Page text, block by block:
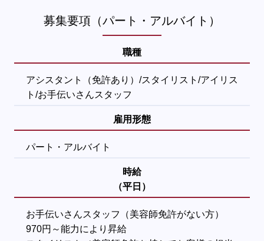
募集要項（パート・アルバイト）
職種
アシスタント（免許あり）/スタイリスト/アイリス
ト/お手伝いさんスタッフ
雇用形態
パート・アルバイト
時給
（平日）
お手伝いさんスタッフ（美容師免許がない方）
970円～能力により昇給